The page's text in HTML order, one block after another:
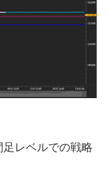
レベルでの戦略